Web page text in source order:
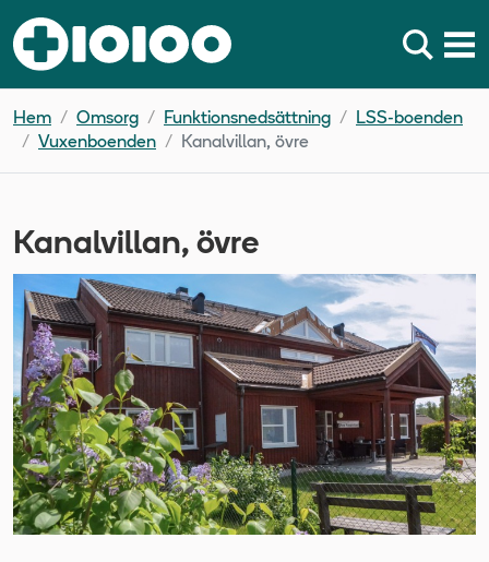
Hem Omsorg Funktionsnedsättning
LSS-boenden
Vuxenboenden
Kanalvillan, övre
Kanalvillan, övre